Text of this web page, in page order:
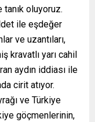
oluyoruz.
ile eşdeğer
ve uzantıları,
kravatlı yarı cahil
aydın iddiası ile
cirit atıyor.
ve Türkiye
göçmenlerinin,